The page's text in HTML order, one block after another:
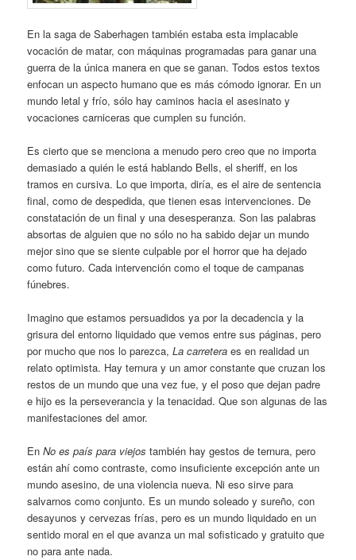
En la saga de Saberhagen también estaba esta implacable
vocación de matar, con máquinas programadas para ganar una
guerra de la única manera en que se ganan. Todos estos textos
enfocan un aspecto humano que es más cómodo ignorar. En un
mundo letal y frío, sólo hay caminos hacia el asesinato y
vocaciones carniceras que cumplen su función.
Es cierto que se menciona a menudo pero creo que no importa
demasiado a quién le está hablando Bells, el sheriff, en los
tramos en cursiva. Lo que importa, diría, es el aire de sentencia
final, como de despedida, que tienen esas intervenciones. De
constatación de un final y una desesperanza. Son las palabras
absortas de alguien que no sólo no ha sabido dejar un mundo
mejor sino que se siente culpable por el horror que ha dejado
como futuro. Cada intervención como el toque de campanas
fúnebres.
Imagino que estamos persuadidos ya por la decadencia y la
grisura del entorno liquidado que vemos entre sus páginas, pero
por mucho que nos lo parezca,La carretera es en realidad un
relato optimista. Hay ternura y un amor constante que cruzan los
restos de un mundo que una vez fue, y el poso que dejan padre
e hijo es la perseverancia y la tenacidad. Que son algunas de las
manifestaciones del amor.
EnNo es país para viejos también hay gestos de ternura, pero
están ahí como contraste, como insuficiente excepción ante un
mundo asesino, de una violencia nueva. Ni eso sirve para
salvarnos como conjunto. Es un mundo soleado y sureño, con
desayunos y cervezas frías, pero es un mundo liquidado en un
sentido moral en el que avanza un mal sofisticado y gratuito que
no para ante nada.